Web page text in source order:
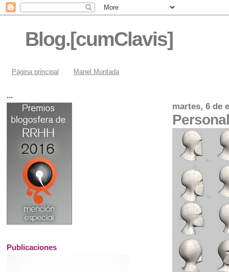
Blog.[cumClavis]
Página principal Manel Muntada
martes, 6 de
...
Publicaciones